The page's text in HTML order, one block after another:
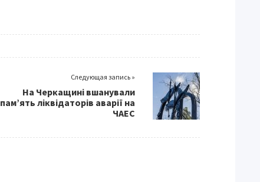
Следующая запись »
На Черкащині вшанували
пам’ять ліквідаторів аварії на
ЧАЕС